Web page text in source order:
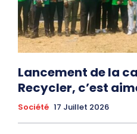
Lancement de la
Recycler, c’est
Société 17 Juillet 2026